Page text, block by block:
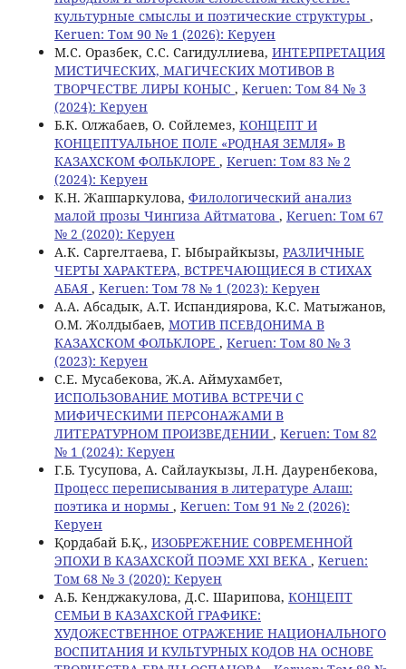
культурные смыслы и поэтические структуры ,
Keruen: Том 90 № 1 (2026): Керуен
М.С. Оразбек, С.C. Сагидуллиева, ИНТЕРПРЕТАЦИЯ
МИСТИЧЕСКИХ, МАГИЧЕСКИХ МОТИВОВ В
ТВОРЧЕСТВЕ ЛИРЫ КОНЫС , Keruen: Том 84 № 3
(2024): Керуен
Б.К. Олжабаев, О. Сойлемез, КОНЦЕПТ И
КОНЦЕПТУАЛЬНОЕ ПОЛЕ «РОДНАЯ ЗЕМЛЯ» В
КАЗАХСКОМ ФОЛЬКЛОРЕ , Keruen: Том 83 № 2
(2024): Керуен
К.Н. Жаппаркулова, Филологический анализ
малой прозы Чингиза Айтматова , Keruen: Том 67
№ 2 (2020): Керуен
А.К. Саргелтаева, Г. Ыбырайкызы, РАЗЛИЧНЫЕ
ЧЕРТЫ ХАРАКТЕРА, ВСТРЕЧАЮЩИЕСЯ В СТИХАХ
АБАЯ , Keruen: Том 78 № 1 (2023): Керуен
A.А. Абсадык, A.T. Испандиярова, K.С. Матыжанов,
О.М. Жолдыбаев, МОТИВ ПСЕВДОНИМА В
КАЗАХСКОМ ФОЛЬКЛОРЕ , Keruen: Том 80 № 3
(2023): Керуен
С.Е. Мусабекова, Ж.А. Аймухамбет,
ИСПОЛЬЗОВАНИЕ МОТИВА ВСТРЕЧИ С
МИФИЧЕСКИМИ ПЕРСОНАЖАМИ В
ЛИТЕРАТУРНОМ ПРОИЗВЕДЕНИИ , Keruen: Том 82
№ 1 (2024): Керуен
Г.Б. Тусупова, А. Сайлаукызы, Л.Н. Дауренбекова,
Процесс переписывания в литературе Aлаш:
поэтика и нормы , Keruen: Том 91 № 2 (2026):
Керуен
Қордабай Б.Қ., ИЗОБРЕЖЕНИЕ СОВРЕМЕННОЙ
ЭПОХИ В КАЗАХСКОЙ ПОЭМЕ ХХІ ВЕКА , Keruen:
Том 68 № 3 (2020): Керуен
А.Б. Кенджакулова, Д.С. Шарипова, КОНЦЕПТ
СЕМЬИ В КАЗАХСКОЙ ГРАФИКЕ:
ХУДОЖЕСТВЕННОЕ ОТРАЖЕНИЕ НАЦИОНАЛЬНОГО
ВОСПИТАНИЯ И КУЛЬТУРНЫХ КОДОВ НА ОСНОВЕ